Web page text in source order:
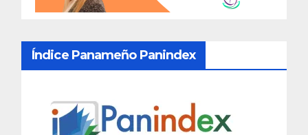
Índice Panameño Panindex